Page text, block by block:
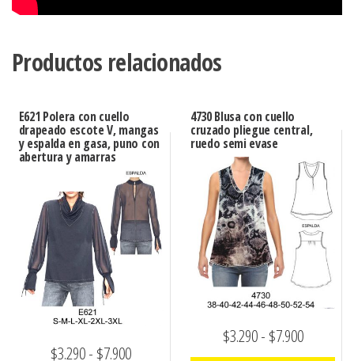
Productos relacionados
E621 Polera con cuello
drapeado escote V, mangas
y espalda en gasa, puno con
abertura y amarras
$3.290- $7.900Rango
4730 Blusa con cuello
cruzado pliegue central,
ruedo semi evase
$3.290- $7.900Rango